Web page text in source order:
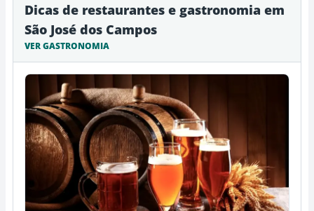
Dicas de restaurantes e gastronomia em
São José dos Campos
VER GASTRONOMIA